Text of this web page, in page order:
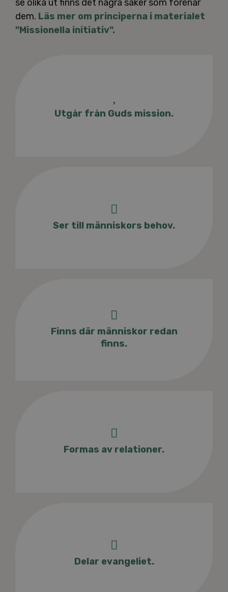
se olika ut finns det några saker som förenar
dem. Läs mer om principerna i materialet
"Missionella initiativ".
Utgår från Guds mission.
Ser till människors behov.
Finns där människor redan
finns.
Formas av relationer.
Delar evangeliet.